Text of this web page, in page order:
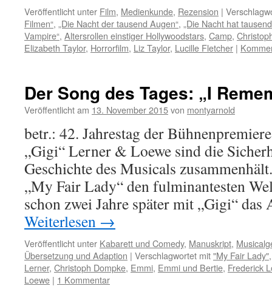
Veröffentlicht unter Film, Medienkunde, Rezension |
Filmen“, „Die Nacht der tausend Augen“, „Die Nacht hat
Vampire“, Altersrollen einstiger Hollywoodstars, Camp,
Elizabeth Taylor, Horrorfilm, Liz Taylor, Lucille Fletcher |
Der Song des Tages: „I
Veröffentlicht am 13. November 2015von montyarnold
betr.: 42. Jahrestag der
„Gigi“ Lerner & Loewe sind die
Geschichte des Musicals
„My Fair Lady“ den fulminantesten
schon zwei Jahre später mit „Gigi“
Weiterlesen →
Veröffentlicht unter Kabarett und Comedy, Manuskript,
Übersetzung und Adaption | Verschlagwortet mit"My Fair Lady"
Lerner, Christoph Dompke, Emmi, Emmi und Bertie, Frederick
Loewe | 1 Kommentar